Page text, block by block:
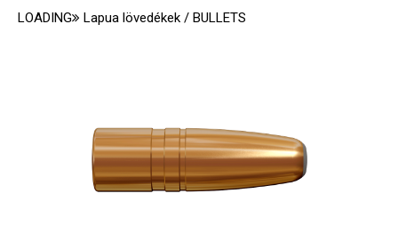
LOADING
Lapua lövedékek / BULLETS